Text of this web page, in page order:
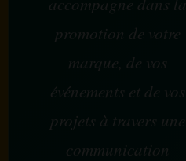
promotion de votre
marque, de vos
événements et de vos
projets à travers une
communication